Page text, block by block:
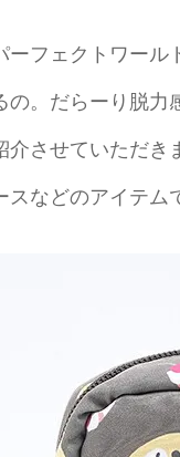
ーフェクトワール
の。だらーり脱
介させていただ
などのアイテム